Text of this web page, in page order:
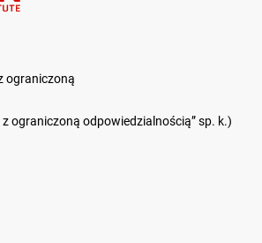
ograniczoną
z ograniczoną odpowiedzialnością” sp. k.)